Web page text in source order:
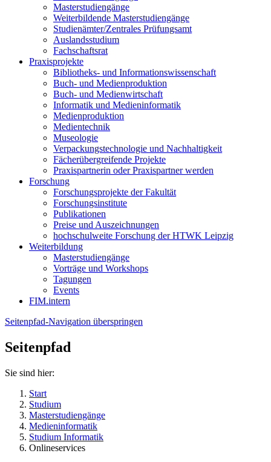
Masterstudiengänge
Weiterbildende Masterstudiengänge
Studienämter/Zentrales Prüfungsamt
Auslandsstudium
Fachschaftsrat
Praxisprojekte
Bibliotheks- und Informationswissenschaft
Buch- und Medienproduktion
Buch- und Medienwirtschaft
Informatik und Medieninformatik
Medienproduktion
Medientechnik
Museologie
Verpackungstechnologie und Nachhaltigkeit
Fächerübergreifende Projekte
Praxispartnerin oder Praxispartner werden
Forschung
Forschungsprojekte der Fakultät
Forschungsinstitute
Publikationen
Preise und Auszeichnungen
hochschulweite Forschung der HTWK Leipzig
Weiterbildung
Masterstudiengänge
Vorträge und Workshops
Tagungen
Events
FIM.intern
Seitenpfad-Navigation überspringen
Seitenpfad
Sie sind hier:
Start
Studium
Masterstudiengänge
Medieninformatik
Studium Informatik
Onlineservices